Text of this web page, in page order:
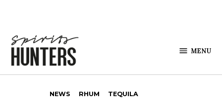
MENU
NEWS RHUM TEQUILA